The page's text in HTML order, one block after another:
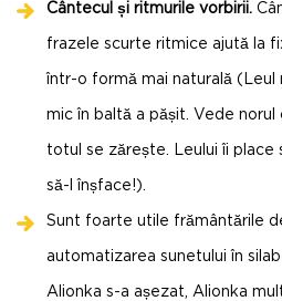
Cântecul și ritmurile vorbirii.
frazele scurte ritmice ajută la
într-o formă mai naturală (Leul
mic în baltă a pășit. Vede
totul se zărește. Leului îi place
să-l înșface!).
Sunt foarte utile frământările
automatizarea sunetului în
Alionka s-a așezat, Alionka